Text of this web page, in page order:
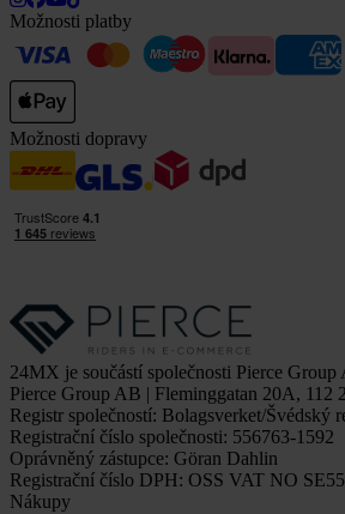
Možnosti platby
Možnosti dopravy
24MX je součástí společnosti Pierce Group
Pierce Group AB | Fleminggatan 20A, 112
Registr společností: Bolagsverket/Švédský
Registrační číslo společnosti: 556763-1592
Oprávněný zástupce: Göran Dahlin
Registrační číslo DPH: OSS VAT NO
Nákupy